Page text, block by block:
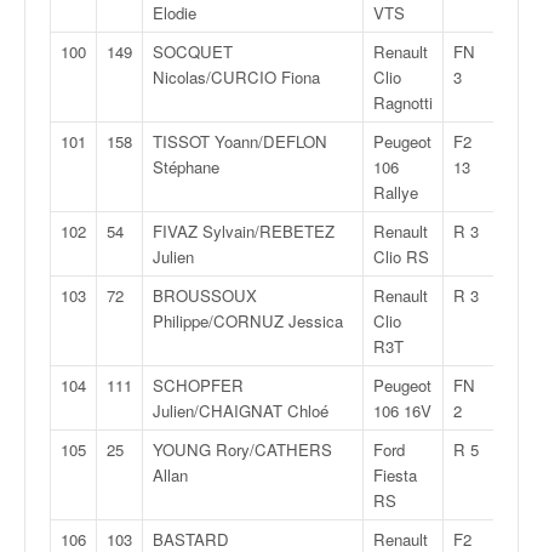
Elodie
VTS
100 149
SOCQUET
Nicolas/CURCIO Fiona
Renault
Clio
Ragnotti
FN
3
101 158
TISSOT Yoann/DEFLON
Stéphane
Peugeot
106
Rallye
F2
13
102 54
FIVAZ Sylvain/REBETEZ
Julien
Renault
Clio RS
R 3
103 72
BROUSSOUX
Philippe/CORNUZ Jessica
Renault
Clio
R3T
R 3
104 111
SCHOPFER
Julien/CHAIGNAT Chloé
Peugeot
106 16V
FN
2
105 25
YOUNG Rory/CATHERS
Allan
Ford
Fiesta
RS
R 5
106 103
BASTARD
Renault
F2